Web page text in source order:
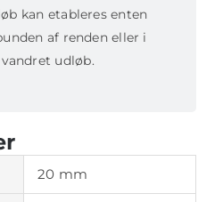
kan etableres enten
af renden eller i
udløb.
20 mm